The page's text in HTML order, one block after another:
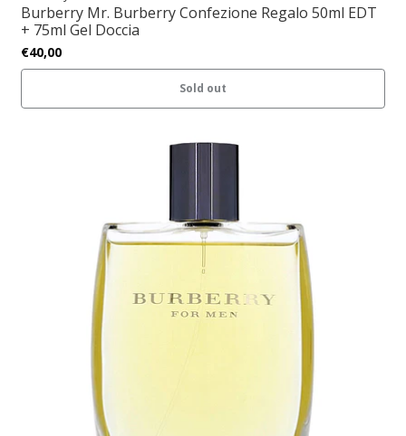
Burberry Mr. Burberry Confezione Regalo 50ml EDT
+ 75ml Gel Doccia
€40,00
Sold out